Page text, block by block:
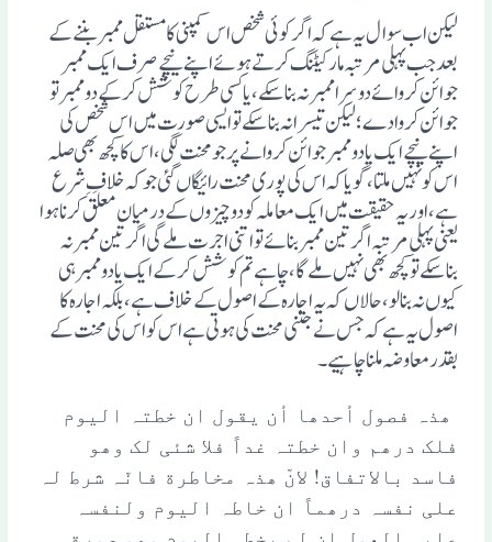
لیکن اب سوال یہ ہے کہ اگر کوئی شخص اس کمپنی کا مستقل ممبر بننے کے
بعد جب پہلی مرتبہ مارکیٹنگ کرتے ہوئے اپنے نیچے صرف ایک ممبر
جوائن کروائے دوسرا ممبر نہ بنا سکے ،یا کسی طرح کوشش کرکے دو ممبرتو
جوائن کروادے؛ لیکن تیسرا نہ بنا سکے تو ایسی صورت میں اس شخص کی
اپنے نیچے ایک یا دو ممبر جوائن کروانے پر جو محنت لگی، اس کا کچھ بھی صلہ
اس کو نہیں ملتا ،گویا کہ اس کی پوری محنت رائیگاں گئی جو کہ خلافِ ِشرع
ہے، اور یہ حقیقت میں ایک معاملہ کو دو چیزوں کے درمیان معلق کرنا ہوا
یعنی پہلی مرتبہ اگرتین ممبر بنائے تو اتنی اجرت ملے گی اگرتین ممبرنہ
بناسکے تو کچھ بھی نہیں ملے گا، چاہے تم کوشش کرکے ایک یا دو ممبر ہی
کیوں نہ بنالو، حالاں کہ یہ اجارہ کے اصول کے خلاف ہے ، بلکہ اجارہ کا
اصول یہ ہے کہ جس نے جتنی محنت کی ہوتی ہے اس کو اس کی محنت کے
بقدر معاوضہ ملنا چاہیے۔
ھذہ فصول أحدھا أن یقول ان خطتہ الیوم
فلک درھم وان خطتہ غداً فلا شئی لک وھو
فاسد بالاتفاق! لانّ ھذہ مخاطرة فانّہ شرط لہ
علی نفسہ درھماً ان خاطہ الیوم ولنفسہ